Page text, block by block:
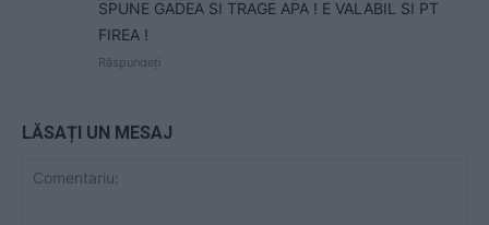
SPUNE GADEA SI TRAGE APA ! E VALABIL SI PT
FIREA !
Răspundeți
LĂSAȚI UN MESAJ